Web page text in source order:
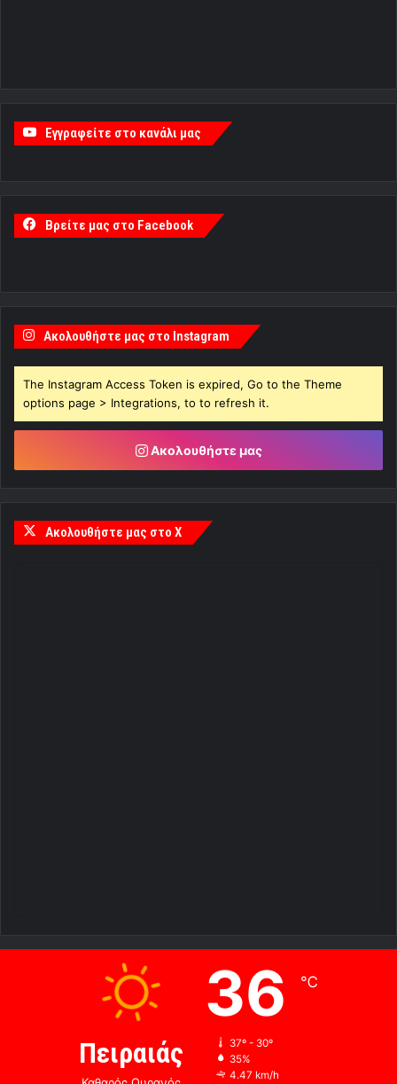
Εγγραφείτε στο κανάλι μας
Βρείτε μας στο Facebook
Ακολουθήστε μας στο Instagram
The Instagram Access Token is expired, Go to the Theme
options page > Integrations, to to refresh it.
Ακολουθήστε μας
Ακολουθήστε μας στο X
Πειραιάς
36 ℃
37º - 30º
35%
4.47 km/h